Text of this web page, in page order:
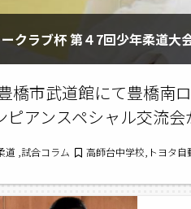
クラブ杯 第４7回少年柔道大
橋市武道館にて豊橋南
ピアンスペシャル交流会
道 ,試合コラム 高師台中学校,トヨタ